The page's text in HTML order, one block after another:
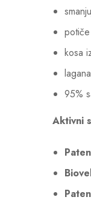
kosa
95%
Aktivni